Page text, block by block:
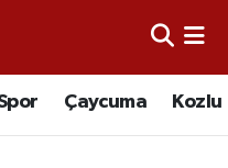
Çaycuma Kozlu